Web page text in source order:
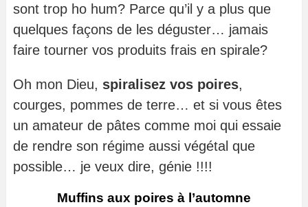
sont trop ho hum? Parce qu’il y a plus que
quelques façons de les déguster… jamais
faire tourner vos produits frais en spirale?
Oh mon Dieu, spiralisez vos poires,
courges, pommes de terre… et si vous êtes
un amateur de pâtes comme moi qui essaie
de rendre son régime aussi végétal que
possible… je veux dire, génie !!!!
Muffins aux poires à l’automne